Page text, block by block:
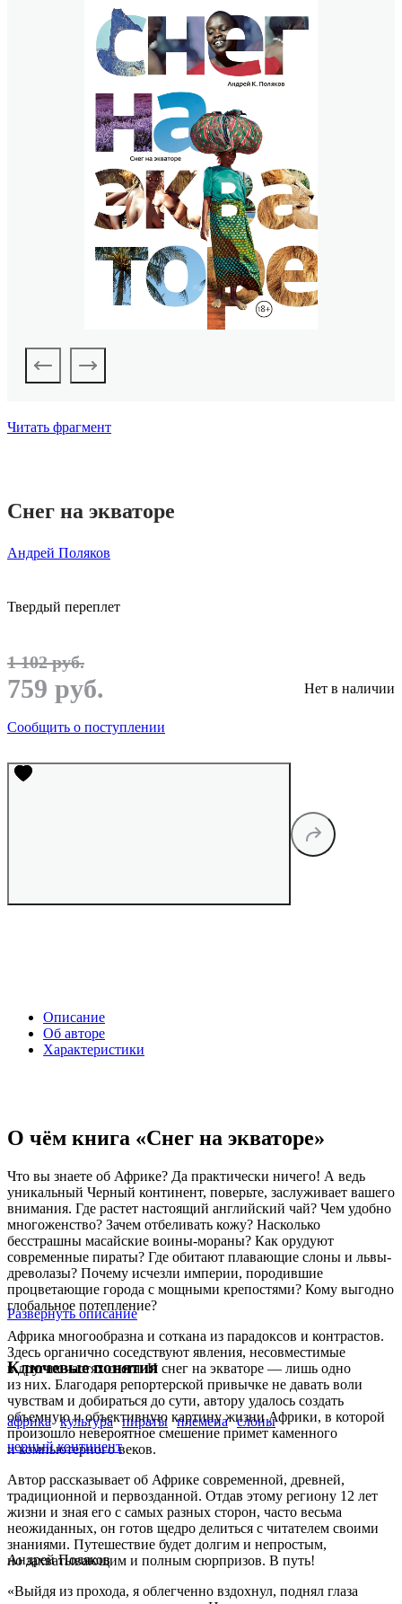
Читать фрагмент
Снег на экваторе
Андрей Поляков
Твердый переплет
1 102 руб.
759 руб. Нет в наличии
Сообщить о поступлении
Описание
Об авторе
Характеристики
О чём книга «Снег на экваторе»
Что вы знаете об Африке? Да практически ничего! А ведь
уникальный Черный континент, поверьте, заслуживает вашего
внимания. Где растет настоящий английский чай? Чем удобно
многоженство? Зачем отбеливать кожу? Насколько
бесстрашны масайские воины-мораны? Как орудуют
современные пираты? Где обитают плавающие слоны и львы-
древолазы? Почему исчезли империи, породившие
процветающие города с мощными крепостями? Кому выгодно
глобальное потепление?
Африка многообразна и соткана из парадоксов и контрастов.
Здесь органично соседствуют явления, несовместимые
в других частях света. И снег на экваторе — лишь одно
из них. Благодаря репортерской привычке не давать воли
чувствам и добираться до сути, автору удалось создать
объемную и объективную картину жизни Африки, в которой
произошло невероятное смешение примет каменного
и компьютерного веков.
Автор рассказывает об Африке современной, древней,
традиционной и первозданной. Отдав этому региону 12 лет
жизни и зная его с самых разных сторон, часто весьма
неожиданных, он готов щедро делиться с читателем своими
знаниями. Путешествие будет долгим и непростым,
но захватывающим и полным сюрпризов. В путь!
«Выйдя из прохода, я облегченно вздохнул, поднял глаза
Развернуть описание
Ключевые понятия
африка культура пираты племена слоны
черный континент
Андрей Поляков